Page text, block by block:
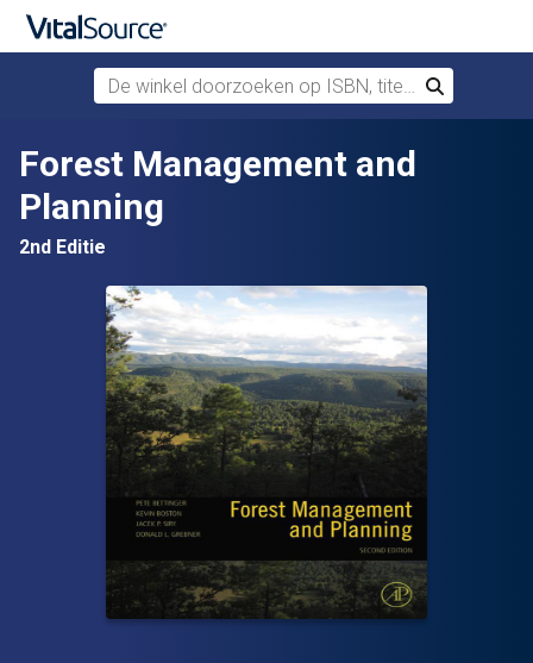
De winkel doorzoeken op ISBN, titel of auteur
Zoek
Forest Management and
Planning
2nd Editie